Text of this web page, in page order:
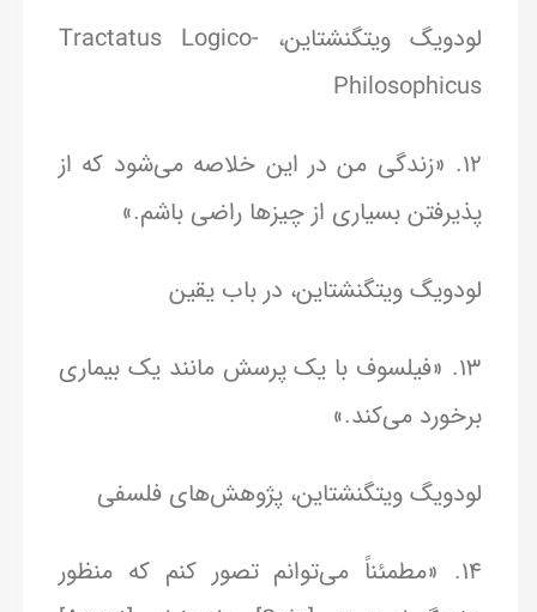
لودویگ ویتگنشتاین، Tractatus Logico-
Philosophicus
12. «زندگی من در این خلاصه می‌شود که از
پذیرفتن بسیاری از چیزها راضی باشم.»
لودویگ ویتگنشتاین، در باب یقین
13. «فیلسوف با یک پرسش مانند یک بیماری
برخورد می‌کند.»
لودویگ ویتگنشتاین، پژوهش‌های فلسفی
14. «مطمئناً می‌توانم تصور کنم که منظور